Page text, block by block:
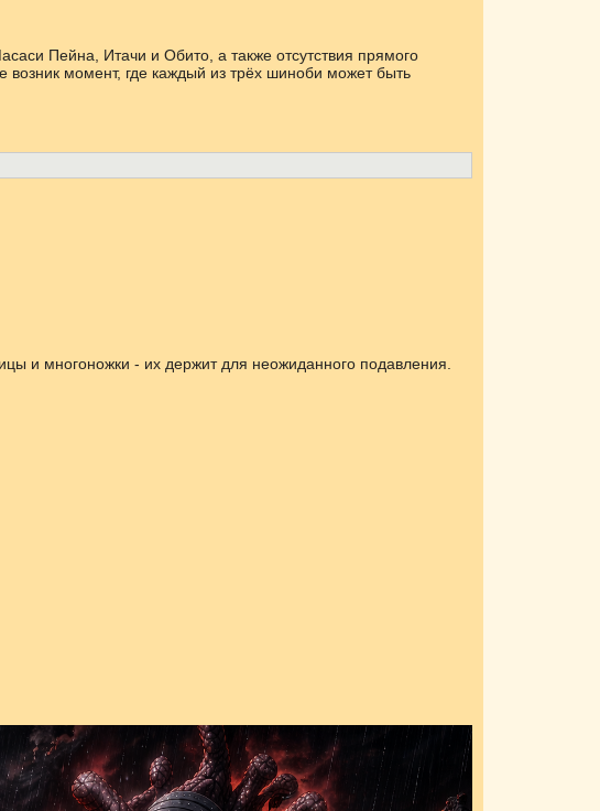
Пейна, Итачи и Обито, а также отсутствия прямого
момент, где каждый из трёх шиноби может быть
и многоножки - их держит для неожиданного подавления.